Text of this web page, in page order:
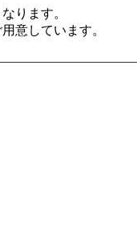
ります。
意しています。